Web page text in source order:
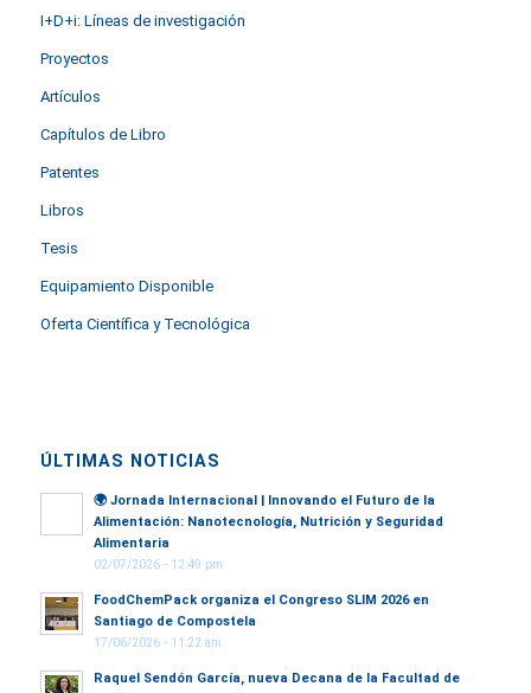
I+D+i: Líneas de investigación
Proyectos
Artículos
Capítulos de Libro
Patentes
Libros
Tesis
Equipamiento Disponible
Oferta Científica y Tecnológica
ÚLTIMAS NOTICIAS
🌍 Jornada Internacional | Innovando el Futuro de la
Alimentación: Nanotecnología, Nutrición y Seguridad
Alimentaria
02/07/2026 - 12:49 pm
FoodChemPack organiza el Congreso SLIM 2026 en
Santiago de Compostela
17/06/2026 - 11:22 am
Raquel Sendón García, nueva Decana de la Facultad de